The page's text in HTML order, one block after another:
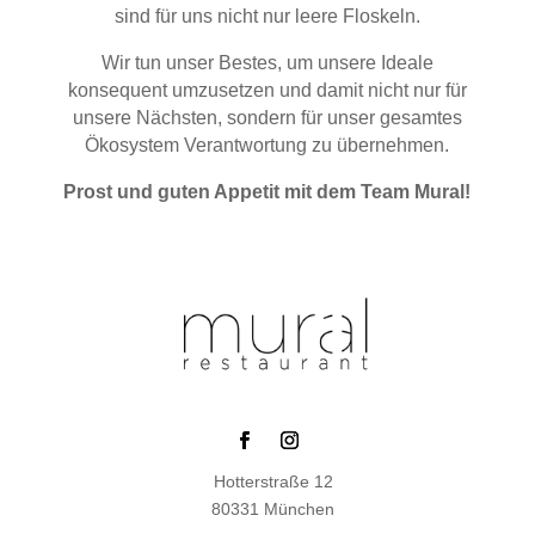
sind für uns nicht nur leere Floskeln.
Wir tun unser Bestes, um unsere Ideale
konsequent umzusetzen und damit nicht nur für
unsere Nächsten, sondern für unser gesamtes
Ökosystem Verantwortung zu übernehmen.
Prost und guten Appetit mit dem Team Mural!
Hotterstraße 12
80331 München